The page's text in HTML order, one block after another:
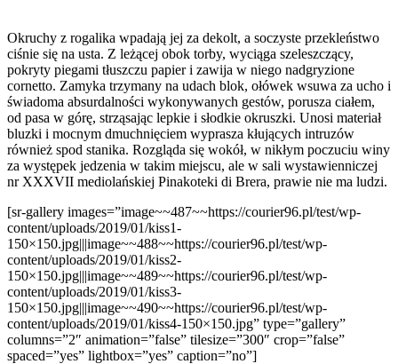
Okruchy z rogalika wpadają jej za dekolt, a soczyste przekleństwo
ciśnie się na usta. Z leżącej obok torby, wyciąga szeleszczący,
pokryty piegami tłuszczu papier i zawija w niego nadgryzione
cornetto. Zamyka trzymany na udach blok, ołówek wsuwa za ucho i
świadoma absurdalności wykonywanych gestów, porusza ciałem,
od pasa w górę, strząsając lepkie i słodkie okruszki. Unosi materiał
bluzki i mocnym dmuchnięciem wyprasza kłujących intruzów
również spod stanika. Rozgląda się wokół, w nikłym poczuciu winy
za występek jedzenia w takim miejscu, ale w sali wystawienniczej
nr XXXVII mediolańskiej Pinakoteki di Brera, prawie nie ma ludzi.
[sr-gallery images=”image~~487~~https://courier96.pl/test/wp-
content/uploads/2019/01/kiss1-
150×150.jpg|||image~~488~~https://courier96.pl/test/wp-
content/uploads/2019/01/kiss2-
150×150.jpg|||image~~489~~https://courier96.pl/test/wp-
content/uploads/2019/01/kiss3-
150×150.jpg|||image~~490~~https://courier96.pl/test/wp-
content/uploads/2019/01/kiss4-150×150.jpg” type=”gallery”
columns=”2″ animation=”false” tilesize=”300″ crop=”false”
spaced=”yes” lightbox=”yes” caption=”no”]